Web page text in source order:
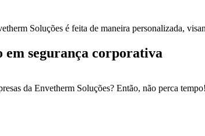
Soluções é feita de maneira personalizada,
em segurança corporativa
da Envetherm Soluções? Então, não perca